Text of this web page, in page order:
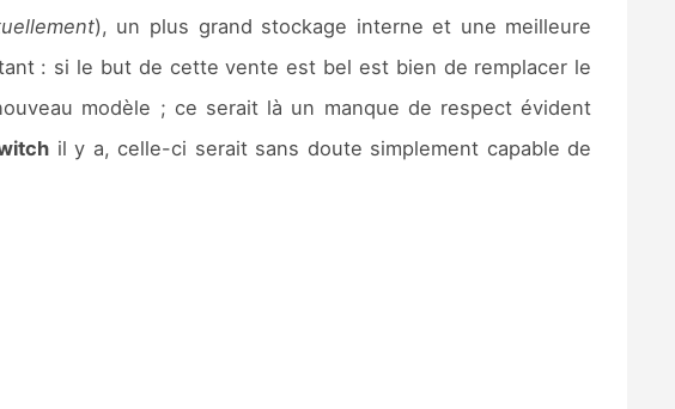
), un plus grand stockage interne et une meilleure
: si le but de cette vente est bel est bien de remplacer le
modèle ; ce serait là un manque de respect évident
il y a, celle-ci serait sans doute simplement capable de